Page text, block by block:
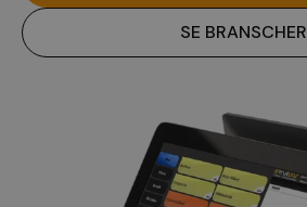
SE BRANSCHER